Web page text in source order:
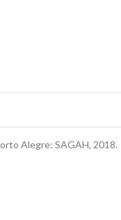
Alegre: SAGAH, 2018.